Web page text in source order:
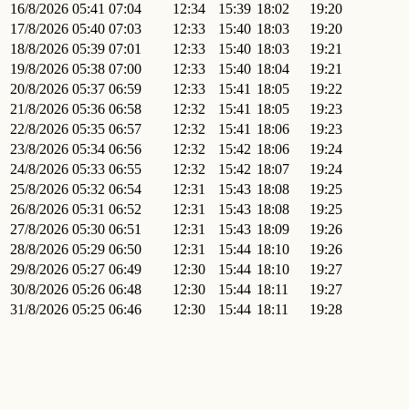
16/8/2026 05:41 07:04 12:34 15:39 18:02
19:20
17/8/2026 05:40 07:03 12:33 15:40 18:03
19:20
18/8/2026 05:39 07:01 12:33 15:40 18:03
19:21
19/8/2026 05:38 07:00 12:33 15:40 18:04
19:21
20/8/2026 05:37 06:59 12:33 15:41 18:05
19:22
21/8/2026 05:36 06:58 12:32 15:41 18:05
19:23
22/8/2026 05:35 06:57 12:32 15:41 18:06
19:23
23/8/2026 05:34 06:56 12:32 15:42 18:06
19:24
24/8/2026 05:33 06:55 12:32 15:42 18:07
19:24
25/8/2026 05:32 06:54 12:31 15:43 18:08
19:25
26/8/2026 05:31 06:52 12:31 15:43 18:08
19:25
27/8/2026 05:30 06:51 12:31 15:43 18:09
19:26
28/8/2026 05:29 06:50 12:31 15:44 18:10
19:26
29/8/2026 05:27 06:49 12:30 15:44 18:10
19:27
30/8/2026 05:26 06:48 12:30 15:44 18:11
19:27
31/8/2026 05:25 06:46 12:30 15:44 18:11 19:28